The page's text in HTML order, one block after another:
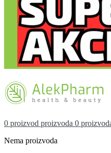
0 proizvod proizvoda 0
Nema proizvoda